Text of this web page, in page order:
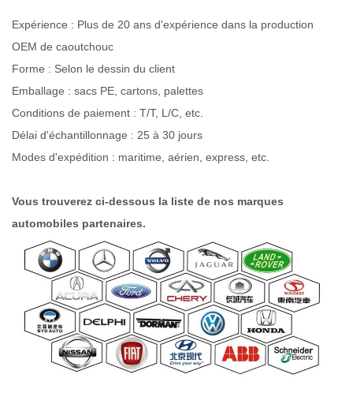
Expérience : Plus de 20 ans d'expérience dans la production
OEM de caoutchouc
Forme : Selon le dessin du client
Emballage : sacs PE, cartons, palettes
Conditions de paiement : T/T, L/C, etc.
Délai d'échantillonnage : 25 à 30 jours
Modes d'expédition : maritime, aérien, express, etc.
Vous trouverez ci-dessous la liste de nos marques
automobiles partenaires.